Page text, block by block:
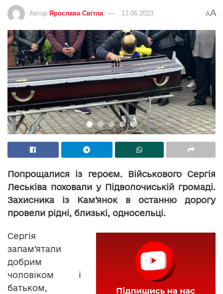
Автор Ярослава Світла 13.06.2023 AA
Попрощалися із героєм. Військового Сергія
Леськіва поховали у Підволочиській громаді.
Захисника із Кам’янок в останню дорогу
провели рідні, близькі, односельці.
Сергія
запам’ятали
добрим
чоловіком і
батьком,